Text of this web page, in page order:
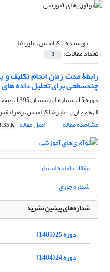
نویسنده =کیامنش، علیرضا
تعداد مقالات: 1
رابطۀ مدت زمان انجام تکلیف
چندسطحی برای تحلیل داده های
دوره 15، شماره 4، زمستان 1395، صفحه
الهه حجازی، علیرضا کیامنش، زهرا
مشاهده مقاله
اصل مقاله K
مقالات آماده انتشار
شماره جاری
شماره‌های پیشین نشریه
دوره 25 (1405)
دوره 24 (1404)